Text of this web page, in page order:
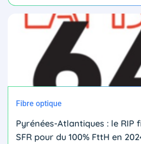
Fibre optique
Pyrénées-Atlantiques : le RIP
SFR pour du 100% FttH en